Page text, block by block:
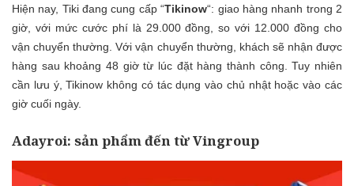
Hiện nay, Tiki đang cung cấp “Tikinow“: giao hàng nhanh trong 2
giờ, với mức cước phí là 29.000 đồng, so với 12.000 đồng cho
vận chuyển thường. Với vận chuyển thường, khách sẽ nhận được
hàng sau khoảng 48 giờ từ lúc đặt hàng thành công. Tuy nhiên
cần lưu ý, Tikinow không có tác dụng vào chủ nhật hoặc vào các
giờ cuối ngày.
Adayroi: sản phẩm đến từ Vingroup